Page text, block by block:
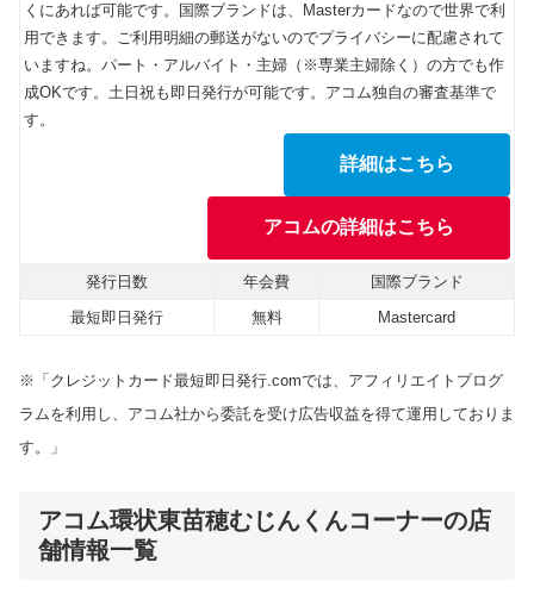
くにあれば可能です。国際ブランドは、Masterカードなので世界で利
用できます。ご利用明細の郵送がないのでプライバシーに配慮されて
いますね。パート・アルバイト・主婦（※専業主婦除く）の方でも作
成OKです。土日祝も即日発行が可能です。アコム独自の審査基準で
す。
詳細はこちら
アコムの詳細はこちら
発行日数 年会費
国際ブランド
最短即日発行
無料 Mastercard
※「クレジットカード最短即日発行.comでは、アフィリエイトプログ
ラムを利用し、アコム社から委託を受け広告収益を得て運用しておりま
す。」
アコム環状東苗穂むじんくんコーナーの店
舗情報一覧